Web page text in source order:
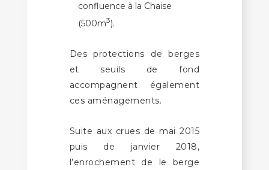
confluence à la Chaise
(500m3).
Des protections de berges
et seuils de fond
accompagnent également
ces aménagements.
Suite aux crues de mai 2015
puis de janvier 2018,
l’enrochement de le berge